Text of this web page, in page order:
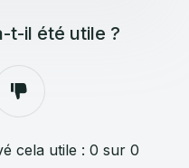
t-il été utile ?
cela utile : 0 sur 0